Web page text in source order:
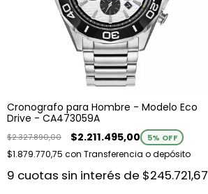
Cronografo para Hombre - Modelo Eco
Drive - CA473059A
$2.327.890,00 $2.211.495,00 5% OFF
$1.879.770,75 con Transferencia o depósito
9 cuotas sin interés de $245.721,67